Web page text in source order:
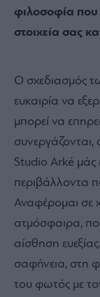
φιλοσοφία που
στοιχεία σας
Ο σχεδιασμός
ευκαιρία να
μπορεί να
συνεργάζονται,
Studio Arké μάς
περιβάλλοντα
Αναφέρομαι σε
ατμόσφαιρα,
αίσθηση
σαφήνεια, στη
του φωτός με